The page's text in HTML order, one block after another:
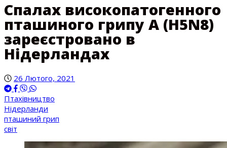
Спалах високопатогенного
пташиного грипу A (H5N8)
зареєстровано в
Нідерландах
26 Лютого, 2021
Птахівництво
Нідерланди
пташиний грип
світ